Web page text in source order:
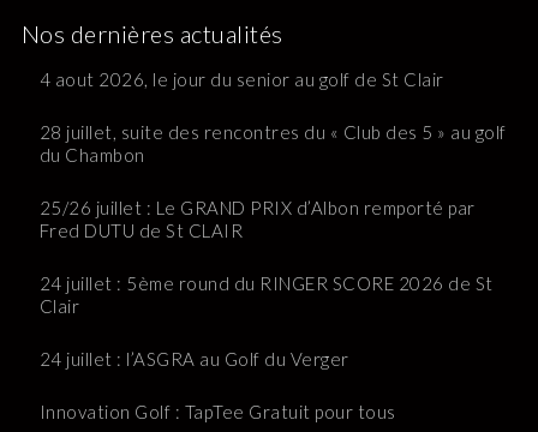
Nos dernières actualités
4 aout 2026, le jour du senior au golf de St Clair
28 juillet, suite des rencontres du « Club des 5 » au golf
du Chambon
25/26 juillet : Le GRAND PRIX d’Albon remporté par
Fred DUTU de St CLAIR
24 juillet : 5ème round du RINGER SCORE 2026 de St
Clair
24 juillet : l’ASGRA au Golf du Verger
Innovation Golf : TapTee Gratuit pour tous